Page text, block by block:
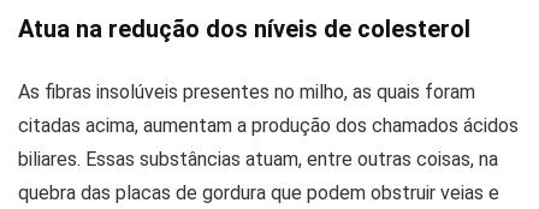
Atua na redução dos níveis de colesterol
As fibras insolúveis presentes no milho, as quais foram
citadas acima, aumentam a produção dos chamados ácidos
biliares. Essas substâncias atuam, entre outras coisas, na
quebra das placas de gordura que podem obstruir veias e